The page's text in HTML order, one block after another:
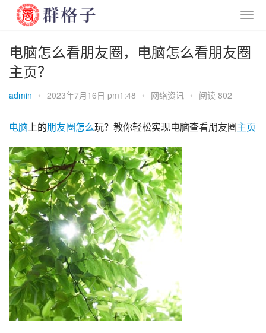
电脑怎么看朋友圈，电脑怎么看朋友圈
主页？
admin • 2023年7月16日 pm1:48 • 网络资讯 • 阅读 802
电脑上的朋友圈怎么玩？教你轻松实现电脑查看朋友圈主页